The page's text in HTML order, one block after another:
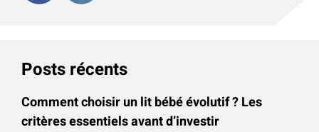
Posts récents
Comment choisir un lit bébé évolutif ? Les
critères essentiels avant d’investir